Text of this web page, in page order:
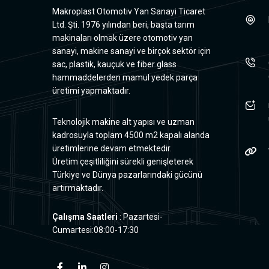
Makroplast Otomotiv Yan Sanayi Ticaret
Ltd. Şti. 1976 yılından beri, başta tarım
makinaları olmak üzere otomotiv yan
sanayi, makine sanayi ve birçok sektör için
sac, plastik, kauçuk ve fiber glass
hammaddelerden mamul yedek parça
üretimi yapmaktadır.
Teknolojik makine alt yapısı ve uzman
kadrosuyla toplam 4500 m2 kapalı alanda
üretimlerine devam etmektedir.
Üretim çeşitliliğini sürekli genişleterek
Türkiye ve Dünya pazarlarındaki gücünü
artırmaktadır.
Çalışma Saatleri: Pazartesi-
Cumartesi:08:00-17:30